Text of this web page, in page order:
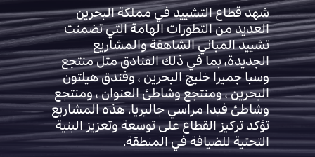
شهد قطاع التشييد في مملكة البحرين
العديد من التطورات الهامة التي تضمنت
تشييد المباني الشاهقة والمشاريع
الجديدة، بما في ذلك الفنادق مثل منتجع
وسبا جميرا خليج البحرين ، وفندق هيلتون
البحرين ، ومنتجع وشاطئ العنوان ، ومنتجع
وشاطئ فيدا مراسي جاليريا. هذه المشاريع
تؤكد تركيز القطاع على توسعة وتعزيز البنية
التحتية للضيافة في المنطقة.